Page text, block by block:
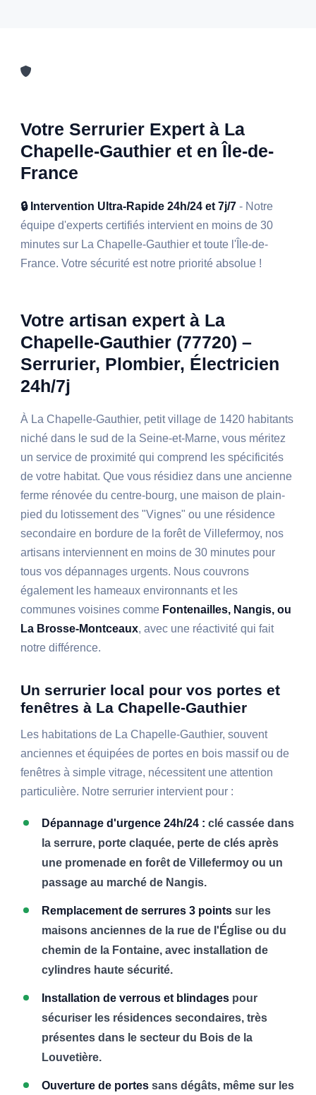
Votre Serrurier Expert à La
Chapelle-Gauthier et en Île-de-
France
🔒 Intervention Ultra-Rapide 24h/24 et 7j/7 - Notre
équipe d'experts certifiés intervient en moins de 30
minutes sur La Chapelle-Gauthier et toute l'Île-de-
France. Votre sécurité est notre priorité absolue !
Votre artisan expert à La
Chapelle-Gauthier (77720) –
Serrurier, Plombier, Électricien
24h/7j
À La Chapelle-Gauthier, petit village de 1420 habitants
niché dans le sud de la Seine-et-Marne, vous méritez
un service de proximité qui comprend les spécificités
de votre habitat. Que vous résidiez dans une ancienne
ferme rénovée du centre-bourg, une maison de plain-
pied du lotissement des "Vignes" ou une résidence
secondaire en bordure de la forêt de Villefermoy, nos
artisans interviennent en moins de 30 minutes pour
tous vos dépannages urgents. Nous couvrons
également les hameaux environnants et les
communes voisines comme Fontenailles, Nangis, ou
La Brosse-Montceaux, avec une réactivité qui fait
notre différence.
Un serrurier local pour vos portes et
fenêtres à La Chapelle-Gauthier
Les habitations de La Chapelle-Gauthier, souvent
anciennes et équipées de portes en bois massif ou de
fenêtres à simple vitrage, nécessitent une attention
particulière. Notre serrurier intervient pour :
Dépannage d'urgence 24h/24 : clé cassée dans
la serrure, porte claquée, perte de clés après
une promenade en forêt de Villefermoy ou un
passage au marché de Nangis.
Remplacement de serrures 3 points sur les
maisons anciennes de la rue de l'Église ou du
chemin de la Fontaine, avec installation de
cylindres haute sécurité.
Installation de verrous et blindages pour
sécuriser les résidences secondaires, très
présentes dans le secteur du Bois de la
Louvetière.
Ouverture de portes sans dégâts, même sur les